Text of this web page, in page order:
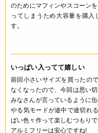
* 開封後はお早めにご使
* 計量は湿気に注意し、
* お子様の手の届かない
* 指を容器内に入れると
中身の取り出しにはスプ
(100g)
◆商品の在庫・販売状況
・諸事情により、予告な
予めご了承ください。
のためにマフィンやスコーン
ってしまうため大容量を購
す。
いっぱい入ってて嬉しい
前回小さいサイズを買ったの
なくなったので、今回は思い
みなさんが言っているように
やる気モードが途中で途切れ
ぱい色々作って楽しむつもりで
アルミフリーは安心ですね!